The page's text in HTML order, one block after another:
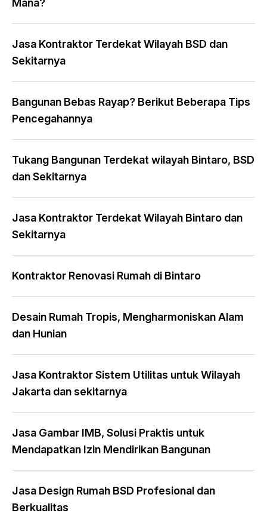
Mana?
Jasa Kontraktor Terdekat Wilayah BSD dan
Sekitarnya
Bangunan Bebas Rayap? Berikut Beberapa Tips
Pencegahannya
Tukang Bangunan Terdekat wilayah Bintaro, BSD
dan Sekitarnya
Jasa Kontraktor Terdekat Wilayah Bintaro dan
Sekitarnya
Kontraktor Renovasi Rumah di Bintaro
Desain Rumah Tropis, Mengharmoniskan Alam
dan Hunian
Jasa Kontraktor Sistem Utilitas untuk Wilayah
Jakarta dan sekitarnya
Jasa Gambar IMB, Solusi Praktis untuk
Mendapatkan Izin Mendirikan Bangunan
Jasa Design Rumah BSD Profesional dan
Berkualitas